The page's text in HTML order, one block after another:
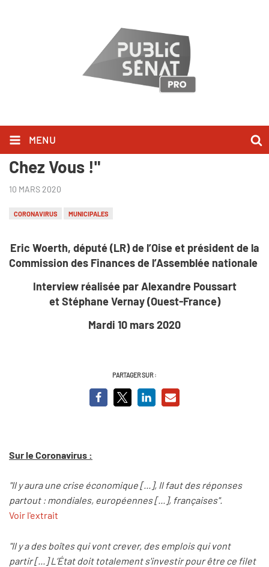
MENU
Éric Woerth l'a dit dans "Bonjour
Chez Vous !"
10 MARS 2020
CORONAVIRUS MUNICIPALES
Eric Woerth, député (LR) de l’Oise et président de la
Commission des Finances de l’Assemblée nationale
Interview réalisée par Alexandre Poussart
et Stéphane Vernay (Ouest-France)
Mardi 10 mars 2020
PARTAGER SUR :
Sur le Coronavirus :
"Il y aura une crise économique [...], Il faut des réponses
partout : mondiales, européennes [...], françaises".
Voir l'extrait
"Il y a des boîtes qui vont crever, des emplois qui vont
partir [...] L’État doit totalement s'investir pour être ce filet